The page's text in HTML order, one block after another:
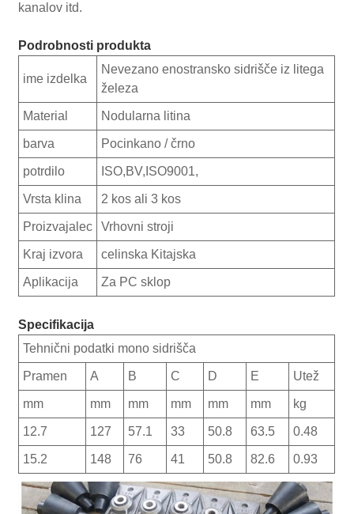
kanalov itd.
Podrobnosti produkta
ime izdelka
Nevezano enostransko sidrišče iz litega
železa
Material Nodularna litina
barva Pocinkano / črno
potrdilo ISO,BV,ISO9001,
Vrsta klina 2 kos ali 3 kos
Proizvajalec Vrhovni stroji
Kraj izvora celinska Kitajska
Aplikacija Za PC sklop
Specifikacija
Tehnični podatki mono sidrišča
Pramen A B C D E Utež
mm mm mm mm mm mm kg
12.7 127 57.1 33 50.8 63.5 0.48
15.2 148 76 41 50.8 82.6 0.93